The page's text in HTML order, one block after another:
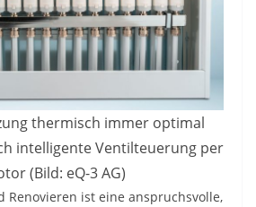
thermisch immer optimal
intelligente Ventilteuerung per
(Bild: eQ-3 AG)
Renovieren ist eine anspruchsvolle,